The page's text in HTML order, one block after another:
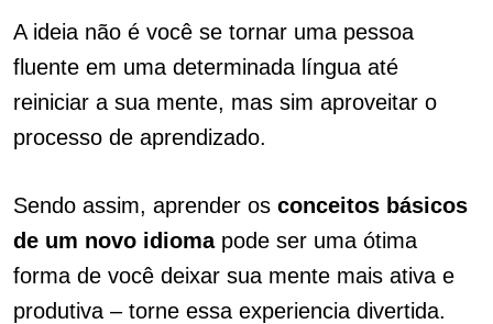
A ideia não é você se tornar uma pessoa
fluente em uma determinada língua até
reiniciar a sua mente, mas sim aproveitar o
processo de aprendizado.
Sendo assim, aprender os conceitos básicos
de um novo idiomapode ser uma ótima
forma de você deixar sua mente mais ativa e
produtiva – torne essa experiencia divertida.